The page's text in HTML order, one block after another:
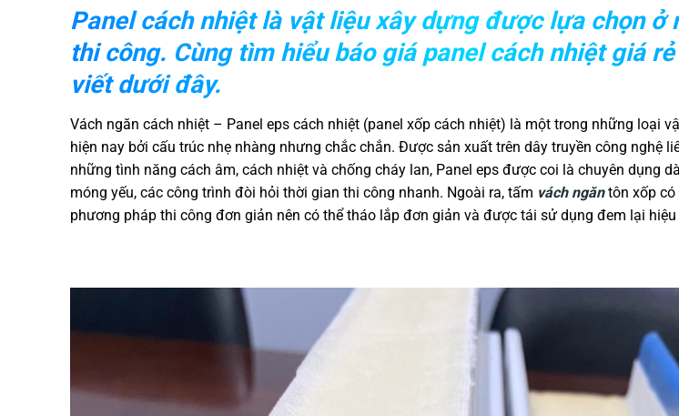
Panel cách nhiệt là vật liệu xây dựng được lựa chọn ở
thi công. Cùng tìm hiểu báo giá panel cách nhiệt giá
viết dưới đây.
Vách ngăn cách nhiệt – Panel eps cách nhiệt (panel xốp cách nhiệt) là một trong những loại
hiện nay bởi cấu trúc nhẹ nhàng nhưng chắc chắn. Được sản xuất trên dây truyền công nghệ
những tình năng cách âm, cách nhiệt và chống cháy lan, Panel eps được coi là chuyên dụng
móng yếu, các công trình đòi hỏi thời gian thi công nhanh. Ngoài ra, tấm vách ngăntôn xốp có
phương pháp thi công đơn giản nên có thể tháo lắp đơn giản và được tái sử dụng đem lại hiệu